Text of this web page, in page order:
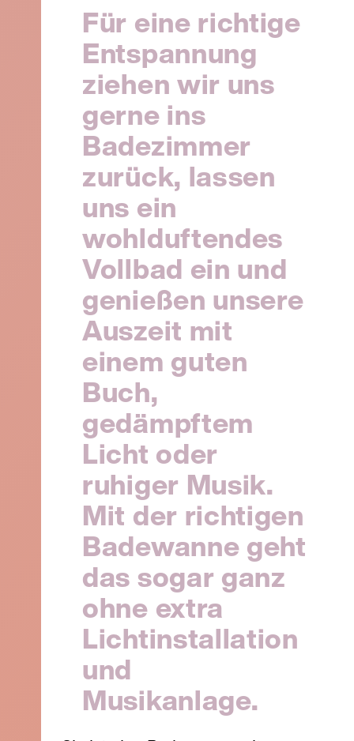
Für eine richtige
Entspannung
ziehen wir uns
gerne ins
Badezimmer
zurück, lassen
uns ein
wohlduftendes
Vollbad ein und
genießen unsere
Auszeit mit
einem guten
Buch,
gedämpftem
Licht oder
ruhiger Musik.
Mit der richtigen
Badewanne geht
das sogar ganz
ohne extra
Lichtinstallation
und
Musikanlage.